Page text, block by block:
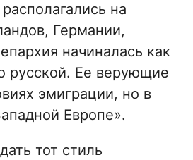
на
Германии,
начиналась как
русской. Ее верующие
эмиграции, но в
Европе».
тот стиль